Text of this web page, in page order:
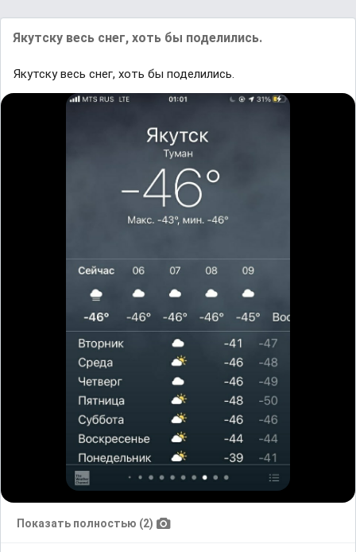
Якутску весь снег, хоть бы поделились.
Якутску весь снег, хоть бы поделились.
Показать полностью (2)